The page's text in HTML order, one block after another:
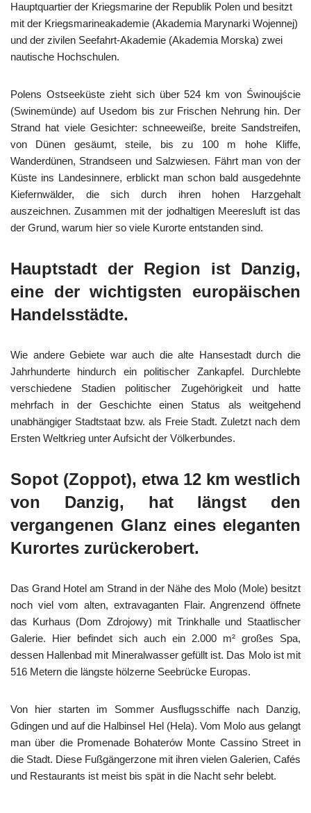
Hauptquartier der Kriegsmarine der Republik Polen und besitzt
mit der Kriegsmarineakademie (Akademia Marynarki Wojennej)
und der zivilen Seefahrt-Akademie (Akademia Morska) zwei
nautische Hochschulen.
Polens Ostseeküste zieht sich über 524 km von Świnoujście
(Swinemünde) auf Usedom bis zur Frischen Nehrung hin. Der
Strand hat viele Gesichter: schneeweiße, breite Sandstreifen,
von Dünen gesäumt, steile, bis zu 100 m hohe Kliffe,
Wanderdünen, Strandseen und Salzwiesen. Fährt man von der
Küste ins Landesinnere, erblickt man schon bald ausgedehnte
Kiefernwälder, die sich durch ihren hohen Harzgehalt
auszeichnen. Zusammen mit der jodhaltigen Meeresluft ist das
der Grund, warum hier so viele Kurorte entstanden sind.
Hauptstadt der Region ist Danzig,
eine der wichtigsten europäischen
Handelsstädte.
Wie andere Gebiete war auch die alte Hansestadt durch die
Jahrhunderte hindurch ein politischer Zankapfel. Durchlebte
verschiedene Stadien politischer Zugehörigkeit und hatte
mehrfach in der Geschichte einen Status als weitgehend
unabhängiger Stadtstaat bzw. als Freie Stadt. Zuletzt nach dem
Ersten Weltkrieg unter Aufsicht der Völkerbundes.
Sopot (Zoppot), etwa 12 km westlich
von Danzig, hat längst den
vergangenen Glanz eines eleganten
Kurortes zurückerobert.
Das Grand Hotel am Strand in der Nähe des Molo (Mole) besitzt
noch viel vom alten, extravaganten Flair. Angrenzend öffnete
das Kurhaus (Dom Zdrojowy) mit Trinkhalle und Staatlischer
Galerie. Hier befindet sich auch ein 2.000 m² großes Spa,
dessen Hallenbad mit Mineralwasser gefüllt ist. Das Molo ist mit
516 Metern die längste hölzerne Seebrücke Europas.
Von hier starten im Sommer Ausflugsschiffe nach Danzig,
Gdingen und auf die Halbinsel Hel (Hela). Vom Molo aus gelangt
man über die Promenade Bohaterów Monte Cassino Street in
die Stadt. Diese Fußgängerzone mit ihren vielen Galerien, Cafés
und Restaurants ist meist bis spät in die Nacht sehr belebt.